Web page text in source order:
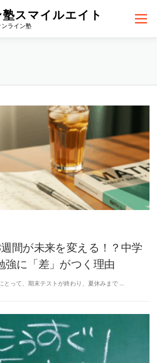
スマイルエイト
ライン塾
メニュー
間が未来を変える！？中学
強に「差」がつく理由
って、期末テストが終わり、夏休みまで …